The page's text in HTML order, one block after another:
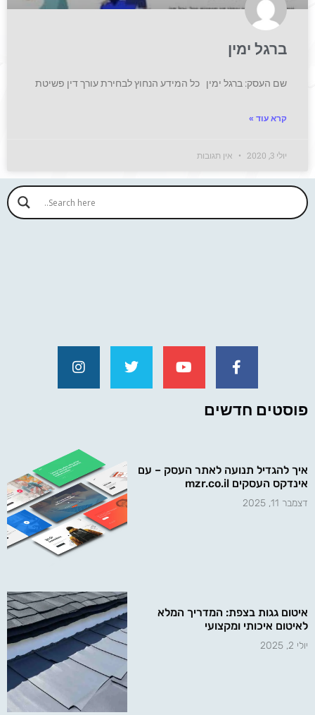
ברגל ימין
שם העסק: ברגל ימין כל המידע הנחוץ לבחירת עורך דין פשיטת
קרא עוד »
יולי 3, 2020 אין תגובות
פוסטים חדשים
איך להגדיל תנועה לאתר העסק – עם
אינדקס העסקים mzr.co.il
דצמבר 11, 2025
איטום גגות בצפת: המדריך המלא
לאיטום איכותי ומקצועי
יולי 2, 2025